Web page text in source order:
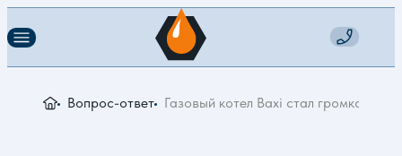
Вопрос-ответ Газовый котел Baxi стал громко